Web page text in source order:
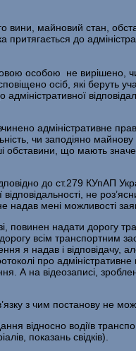
вини, майновий стан,
до
особою не вирішено,
осіб, які беруть
адміністративне
чи заподіяно
обставини, що мають
до ст.279 КУпАП
не
надав мені можливості
повинен надати дорогу
всім транспортним
я надав і відповідачу,
про
А на відеозаписі,
з чим постанову не
відносно водіїв
показань свідків).